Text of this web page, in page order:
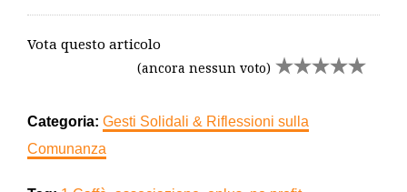
Vota questo articolo
(ancora nessun voto)
Categoria: Gesti Solidali & Riflessioni sulla
Comunanza